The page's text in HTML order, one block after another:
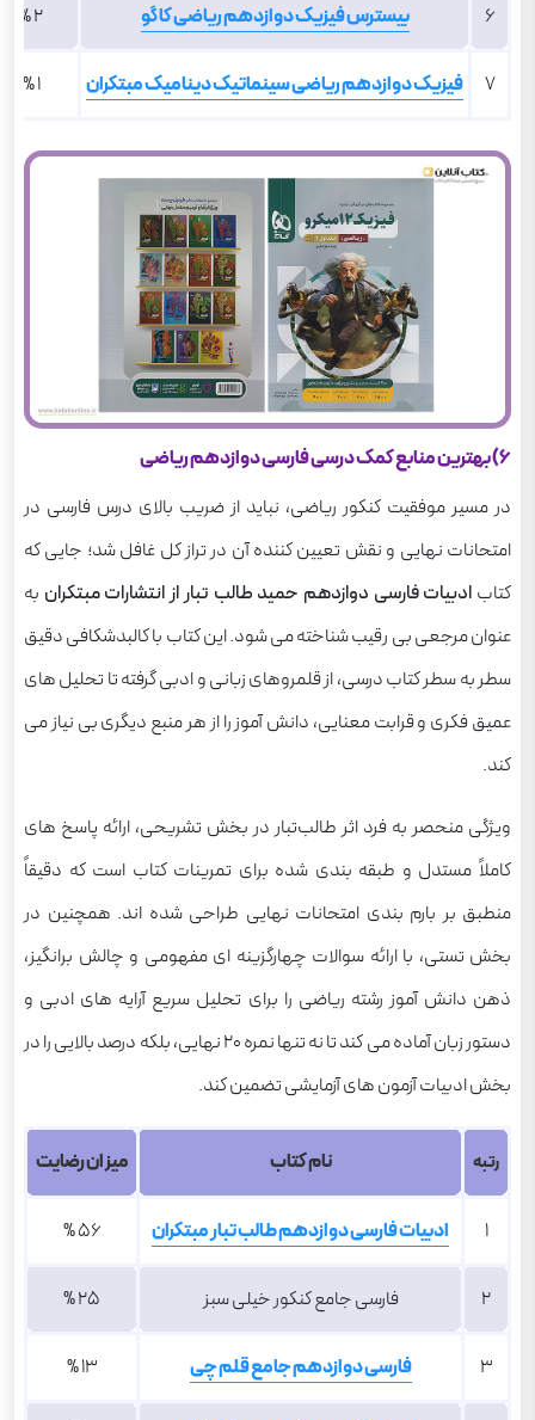
6 بیسترس فیزیک دوازدهم ریاضی کاگو 2 %
7 فیزیک دوازدهم ریاضی سینماتیک دینامیک مبتکران 1 %
6) بهترین منابع کمک درسی فارسی دوازدهم ریاضی
در مسیر موفقیت کنکور ریاضی، نباید از ضریب بالای درس فارسی در
امتحانات نهایی و نقش تعیین کننده آن در تراز کل غافل شد؛ جایی که
کتاب ادبیات فارسی دوازدهم حمید طالب تبار از انتشارات مبتکران به
عنوان مرجعی بی رقیب شناخته می شود. این کتاب با کالبدشکافی دقیق
سطر به سطر کتاب درسی، از قلمروهای زبانی و ادبی گرفته تا تحلیل های
عمیق فکری و قرابت معنایی، دانش آموز را از هر منبع دیگری بی نیاز می
کند.
ویژگی منحصر به فرد اثر طالب‌تبار در بخش تشریحی، ارائه پاسخ های
کاملاً مستدل و طبقه بندی شده برای تمرینات کتاب است که دقیقاً
منطبق بر بارم بندی امتحانات نهایی طراحی شده اند. همچنین در
بخش تستی، با ارائه سوالات چهارگزینه ای مفهومی و چالش برانگیز،
ذهن دانش آموز رشته ریاضی را برای تحلیل سریع آرایه های ادبی و
دستور زبان آماده می کند تا نه تنها نمره ۲۰ نهایی، بلکه درصد بالایی را در
بخش ادبیات آزمون های آزمایشی تضمین کند.
رتبه نام کتاب میزان رضایت
1 ادبیات فارسی دوازدهم طالب تبار مبتکران 56 %
2 فارسی جامع کنکور خیلی سبز 25 %
3 فارسی دوازدهم جامع قلم چی 13 %